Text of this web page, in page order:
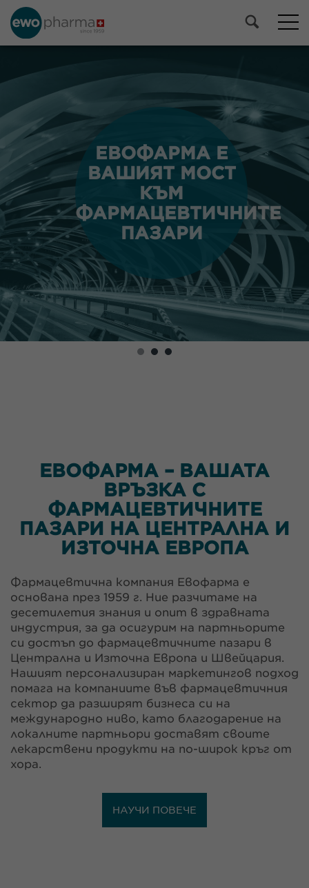
ЕВОФАРМА Е
ВАШИЯТ МОСТ
КЪМ
ФАРМАЦЕВТИЧНИТЕ
ПАЗАРИ
ЕВОФАРМА Е
ВАШИЯТ МОСТ
КЪМ
ФАРМАЦЕВТИЧНИТЕ
ПАЗАРИ
ЕВОФАРМА – ВАШАТА
ВРЪЗКА С
ФАРМАЦЕВТИЧНИТЕ
ПАЗАРИ НА ЦЕНТРАЛНА И
ИЗТОЧНА ЕВРОПА
Фармацевтична компания Евофарма e
основана през 1959 г. Ние разчитаме на
десетилетия знания и опит в здравната
индустрия, за да осигурим на партньорите
си достъп до фармацевтичните пазари в
Централна и Източна Европа и Швейцария.
Нашият персонализиран маркетингов подход
помага на компаниите във фармацевтичния
сектор да разширят бизнеса си на
международно ниво, като благодарение на
локалните партньори доставят своите
лекарствени продукти на по-широк кръг от
хора.
НАУЧИ ПОВЕЧЕ